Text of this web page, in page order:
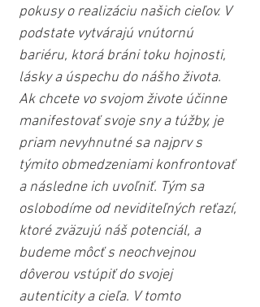
pokusy o realizáciu našich cieľov. V
podstate vytvárajú vnútornú
bariéru, ktorá bráni toku hojnosti,
lásky a úspechu do nášho života.
Ak chcete vo svojom živote účinne
manifestovať svoje sny a túžby, je
priam nevyhnutné sa najprv s
týmito obmedzeniami konfrontovať
a následne ich uvoľniť. Tým sa
oslobodíme od neviditeľných reťazí,
ktoré zväzujú náš potenciál, a
budeme môcť s neochvejnou
dôverou vstúpiť do svojej
autenticity a cieľa. V tomto